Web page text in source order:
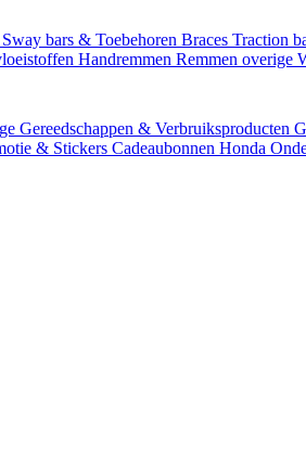
Sway bars & Toebehoren Braces Traction
Handremmen Remmen overige
Gereedschappen & Verbruiksproducten
& Stickers Cadeaubonnen Honda